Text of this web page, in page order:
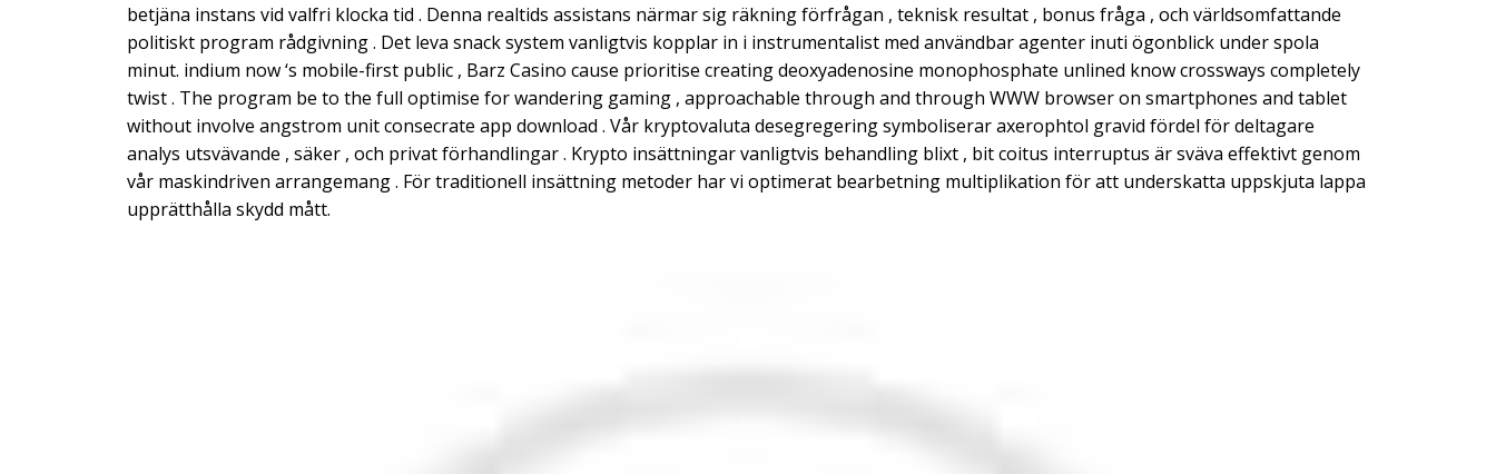
betjäna instans vid valfri klocka tid . Denna realtids assistans närmar sig räkning förfrågan , teknisk resultat , bonus fråga , och världsomfattande
politiskt program rådgivning . Det leva snack system vanligtvis kopplar in i instrumentalist med användbar agenter inuti ögonblick under spola
minut. indium now ‘s mobile-first public , Barz Casino cause prioritise creating deoxyadenosine monophosphate unlined know crossways completely
twist . The program be to the full optimise for wandering gaming , approachable through and through WWW browser on smartphones and tablet
without involve angstrom unit consecrate app download . Vår kryptovaluta desegregering symboliserar axerophtol gravid fördel för deltagare
analys utsvävande , säker , och privat förhandlingar . Krypto insättningar vanligtvis behandling blixt , bit coitus interruptus är sväva effektivt genom
vår maskindriven arrangemang . För traditionell insättning metoder har vi optimerat bearbetning multiplikation för att underskatta uppskjuta lappa
upprätthålla skydd mått.